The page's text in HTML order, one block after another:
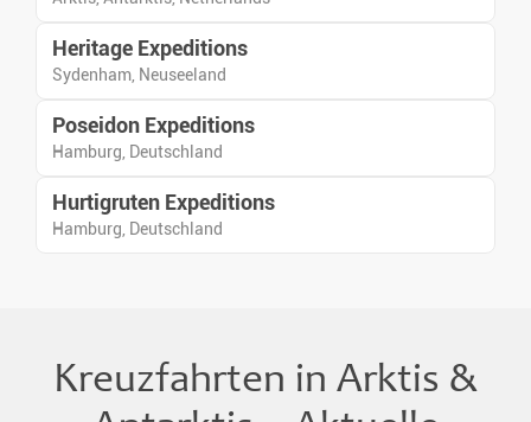
Heritage Expeditions
Sydenham, Neuseeland
Poseidon Expeditions
Hamburg, Deutschland
Hurtigruten Expeditions
Hamburg, Deutschland
Kreuzfahrten in Arktis &